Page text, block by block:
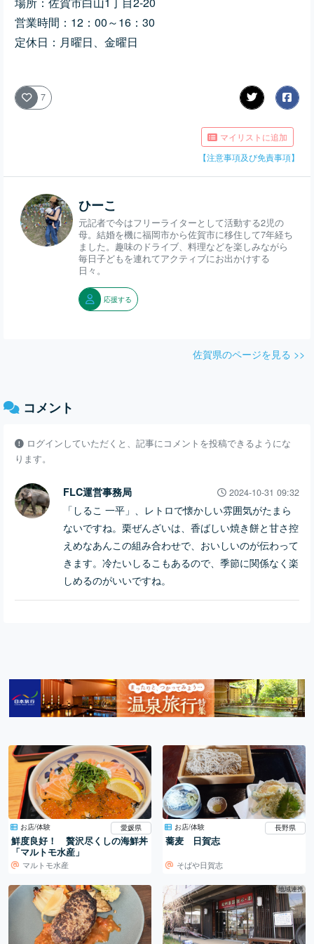
営業時間：12：00～16：30
定休日：月曜日、金曜日
7
マイリストに追加
【注意事項及び免責事項】
ひーこ
元記者で今はフリーライターとして活動する2児の
母。結婚を機に福岡市から佐賀市に移住して7年経ち
ました。趣味のドライブ、料理などを楽しみながら
毎日子どもを連れてアクティブにお出かけする
日々。
応援する
佐賀県のページを見る >>
コメント
ログインしていただくと、記事にコメントを投稿できるようにな
ります。
FLC運営事務局 2024-10-31 09:32
「しるこ 一平」、レトロで懐かしい雰囲気がたまら
ないですね。栗ぜんざいは、香ばしい焼き餅と甘さ控
えめなあんこの組み合わせで、おいしいのが伝わって
きます。冷たいしるこもあるので、季節に関係なく楽
しめるのがいいですね。
お店/体験 愛媛県
鮮度良好！ 贅沢尽くしの海鮮丼
「マルトモ水産」
マルトモ水産
お店/体験 長野県
蕎麦 日賀志
そばや日賀志
地域連携